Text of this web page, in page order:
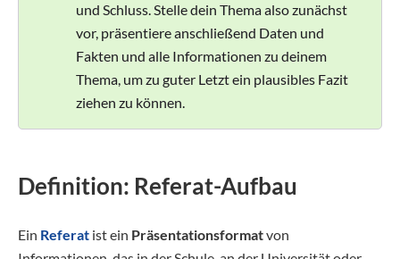
und Schluss. Stelle dein Thema also zunächst
vor, präsentiere anschließend Daten und
Fakten und alle Informationen zu deinem
Thema, um zu guter Letzt ein plausibles Fazit
ziehen zu können.
Definition: Referat-Aufbau
Ein Referat ist ein Präsentationsformatvon